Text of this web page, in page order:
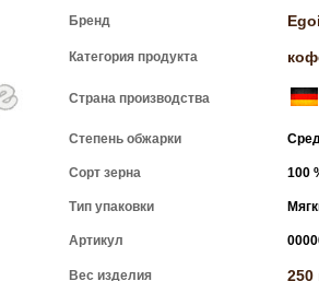
Бренд
Категория продукта
Страна производства
Степень обжарки
Сорт зерна 100
Тип упаковки
Артикул
Вес изделия 250